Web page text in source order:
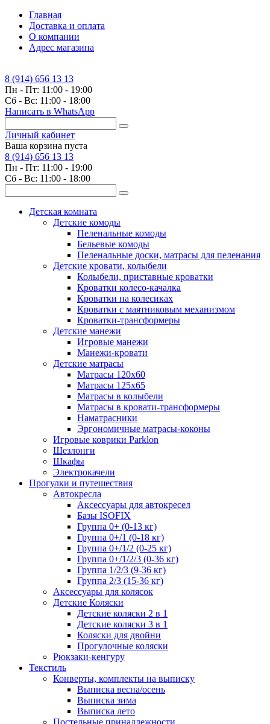
Главная
Доставка и оплата
О компании
Адрес магазина
8 (914) 656 13 13
Пн - Пт: 11:00 - 19:00
Сб - Вс: 11:00 - 18:00
Написать в WhatsApp
Личный кабинет
Ваша корзина пуста
8 (914) 656 13 13
Пн - Пт: 11:00 - 19:00
Сб - Вс: 11:00 - 18:00
Детская комната
Детские комоды
Пеленальные комоды
Бельевые комоды
Пеленальные доски, матрасы для пеленания
Детские кровати, колыбели
Колыбели, приставные кроватки
Кроватки колесо-качалка
Кроватки на колесиках
Кроватки с маятниковым механизмом
Кроватки-трансформеры
Детские манежи
Игровые манежи
Манежи-кровати
Детские матрасы
Матрасы 120x60
Матрасы 125x65
Матрасы в колыбели
Матрасы в кровати-трансформеры
Наматрасники
Эргономичные матрасы-коконы
Игровые коврики Parklon
Шезлонги
Шкафы
Электрокачели
Прогулки и путешествия
Автокресла
Аксессуары для автокресел
Базы ISOFIX
Группа 0+ (0-13 кг)
Группа 0+/1 (0-18 кг)
Группа 0+/1/2 (0-25 кг)
Группа 0+/1/2/3 (0-36 кг)
Группа 1/2/3 (9-36 кг)
Группа 2/3 (15-36 кг)
Аксессуары для колясок
Детские Коляски
Детские коляски 2 в 1
Детские коляски 3 в 1
Коляски для двойни
Прогулочные коляски
Рюкзаки-кенгуру
Текстиль
Конверты, комплекты на выписку
Выписка весна/осень
Выписка зима
Выписка лето
Постельные принадлежности